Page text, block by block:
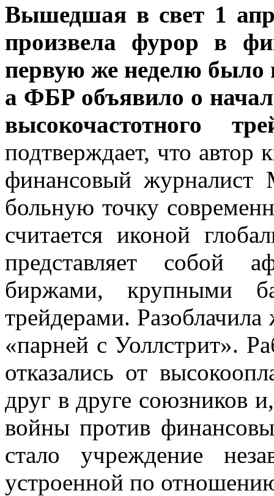
Вышедшая в свет 1
произвела фурор в
первую же неделю было
а ФБР объявило о
высокочастотного
подтверждает, что автор
финансовый
больную точку
считается иконой
представляет собой
биржами, крупными
трейдерами.
«парней с Уоллстрит».
отказались от
друг в друге союзников
войны против
стало учреждение
устроенной по